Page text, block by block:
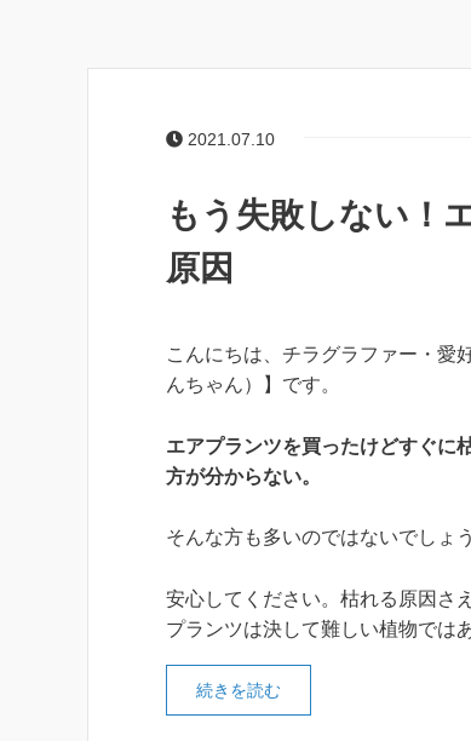
2021.07.10
もう失敗しない！
原因
こんにちは、チラグラファー・愛
んちゃん）】です。
エアプランツを買ったけどすぐに
方が分からない。
そんな方も多いのではないでしょ
安心してください。枯れる原因さ
プランツは決して難しい植物では
続きを読む